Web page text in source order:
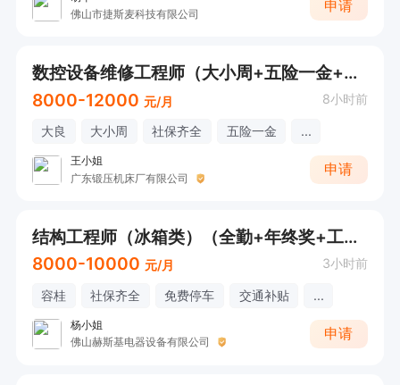
佛山市捷斯麦科技有限公司
申请
数控设备维修工程师（大小周+五险一金+餐补）
8000-12000 元/月 8小时前
大良 大小周 社保齐全 五险一金 ...
王小姐
广东锻压机床厂有限公司
申请
结构工程师（冰箱类）（全勤+年终奖+工龄奖+餐补）
8000-10000 元/月 3小时前
容桂 社保齐全 免费停车 交通补贴 ...
杨小姐
佛山赫斯基电器设备有限公司
申请